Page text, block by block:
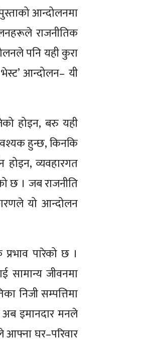
आन्दोलनमा
राजनीतिक
पनि यही कुरा
भेस्ट’ आन्दोलन– यी
होइन, बरु यही
हुन्छ, किनकि
होइन, व्यवहारगत
छ । जब राजनीति
यो आन्दोलन
पारेको छ ।
सामान्य जीवनमा
निजी सम्पत्तिमा
इमानदार मनले
आफ्ना घर–परिवार